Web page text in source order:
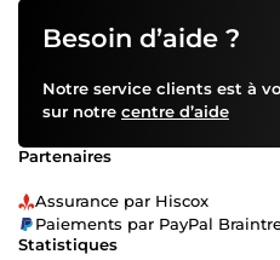
Besoin d’aide ?
Notre service clients est à
sur notre centre d’aide
Partenaires
Assurance par Hiscox
Paiements par PayPal
Statistiques